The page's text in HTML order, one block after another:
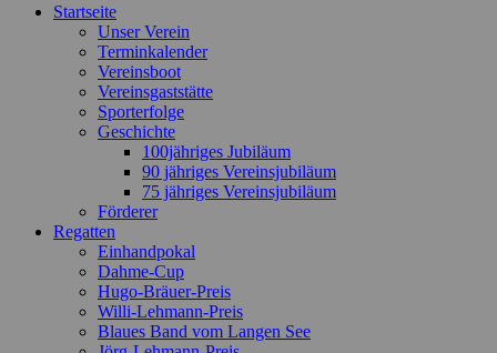
Startseite
Unser Verein
Terminkalender
Vereinsboot
Vereinsgaststätte
Sporterfolge
Geschichte
100jähriges Jubiläum
90 jähriges Vereinsjubiläum
75 jähriges Vereinsjubiläum
Förderer
Regatten
Einhandpokal
Dahme-Cup
Hugo-Bräuer-Preis
Willi-Lehmann-Preis
Blaues Band vom Langen See